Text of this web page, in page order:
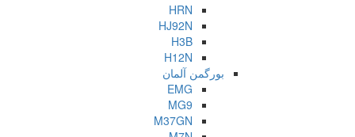
HRN
HJ92N
H3B
H12N
بورگمن آلمان
EMG
MG9
M37GN